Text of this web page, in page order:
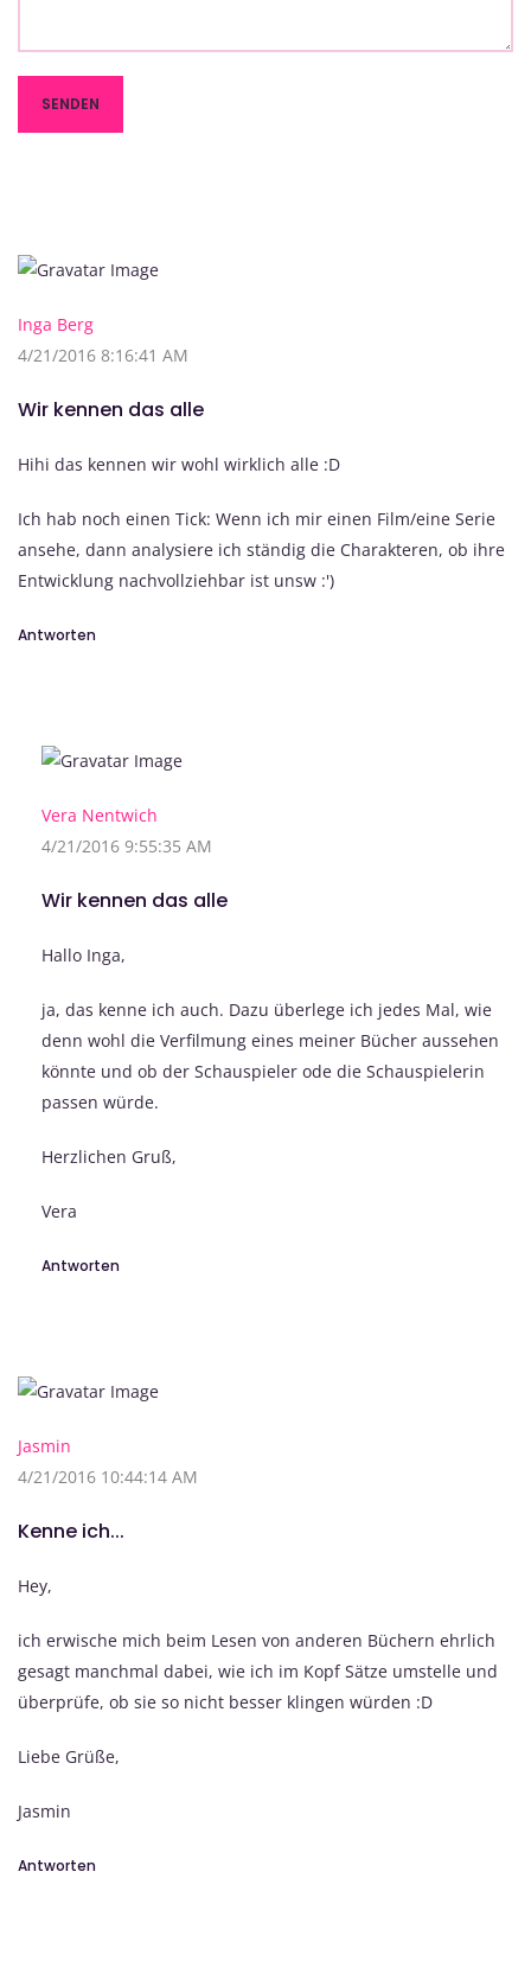
Inga Berg
4/21/2016 8:16:41 AM
Wir kennen das alle
Hihi das kennen wir wohl wirklich alle :D
Ich hab noch einen Tick: Wenn ich mir einen Film/eine Serie
ansehe, dann analysiere ich ständig die Charakteren, ob ihre
Entwicklung nachvollziehbar ist unsw :')
Antworten
Vera Nentwich
4/21/2016 9:55:35 AM
Wir kennen das alle
Hallo Inga,
ja, das kenne ich auch. Dazu überlege ich jedes Mal, wie
denn wohl die Verfilmung eines meiner Bücher aussehen
könnte und ob der Schauspieler ode die Schauspielerin
passen würde.
Herzlichen Gruß,
Vera
Antworten
Jasmin
4/21/2016 10:44:14 AM
Kenne ich...
Hey,
ich erwische mich beim Lesen von anderen Büchern ehrlich
gesagt manchmal dabei, wie ich im Kopf Sätze umstelle und
überprüfe, ob sie so nicht besser klingen würden :D
Liebe Grüße,
Jasmin
Antworten